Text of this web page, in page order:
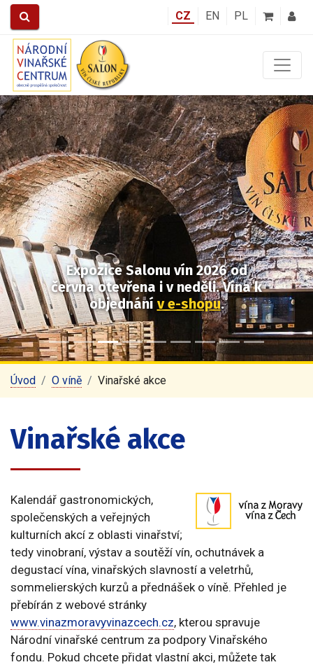
CZ EN PL
Expozice Salonu vín 2026od
června otevřena i v neděli.Vína k
objednání v e-shopu.
Předchozí Další
Úvod O víně Vinařské akce
Vinařské akce
Kalendář gastronomických,
společenských a veřejných
kulturních akcí z oblasti vinařství;
tedy vinobraní, výstav a soutěží vín, ochutnávek a
degustací vína, vinařských slavností a veletrhů,
sommelierských kurzů a přednášek o víně. Přehled je
přebírán z webové stránky
www.vinazmoravyvinazcech.cz, kterou spravuje
Národní vinařské centrum za podpory Vinařského
fondu. Pokud chcete přidat vlastní akci, můžete tak